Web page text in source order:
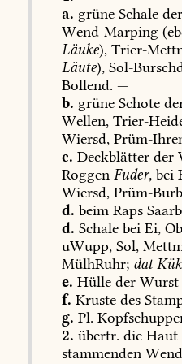
a. grüne Schale der
Wend-Marping
Läuke), Trier-
Läute), Sol-
Bollend. —
b. grüne Schote
Wellen, Trier-
Wiersd, Prüm-
c. Deckblätter der
Roggen Fuder, bei
Wiersd, Prüm-Burb
d. beim Raps
d. Schale bei Ei,
uWupp, Sol,
MülhRuhr; dat
e. Hülle der Wurst
f. Kruste des
g. Pl.
2. übertr. die Haut
stammenden